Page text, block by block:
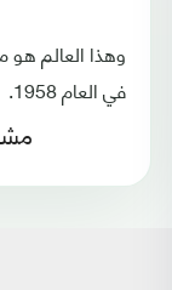
وهذا العالم
في العام 1958.